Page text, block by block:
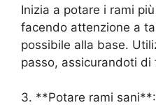
Inizia a potare i rami
facendo attenzione a
possibile alla base.
passo, assicurandoti
3. **Potare rami